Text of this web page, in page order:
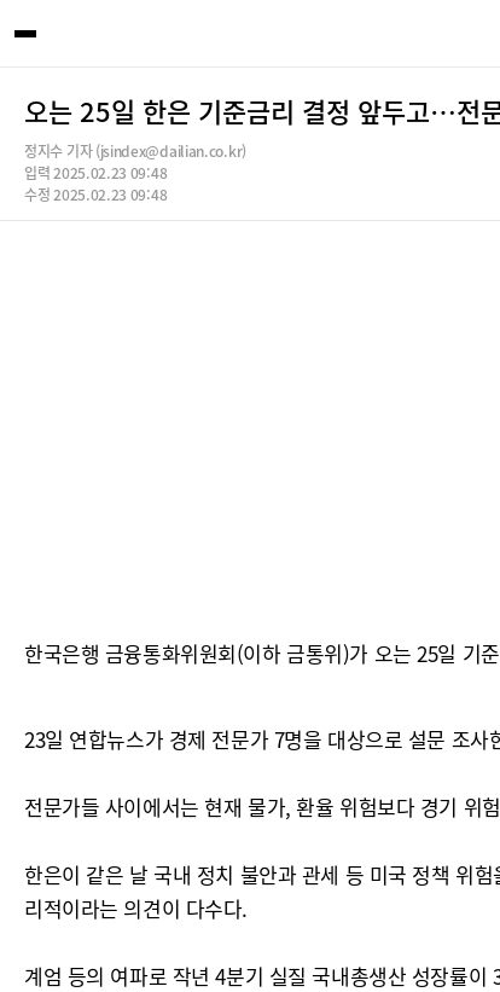
오는 25일 한은 기준금리 결정 앞두고…전
정지수 기자 (jsindex@dailian.co.kr)
입력 2025.02.23 09:48
수정 2025.02.23 09:48
한국은행 금융통화위원회(이하 금통위)가 오는 25일 기
23일 연합뉴스가 경제 전문가 7명을 대상으로 설문 조
전문가들 사이에서는 현재 물가, 환율 위험보다 경기 위
한은이 같은 날 국내 정치 불안과 관세 등 미국 정책 위
리적이라는 의견이 다수다.
계엄 등의 여파로 작년 4분기 실질 국내총생산 성장률